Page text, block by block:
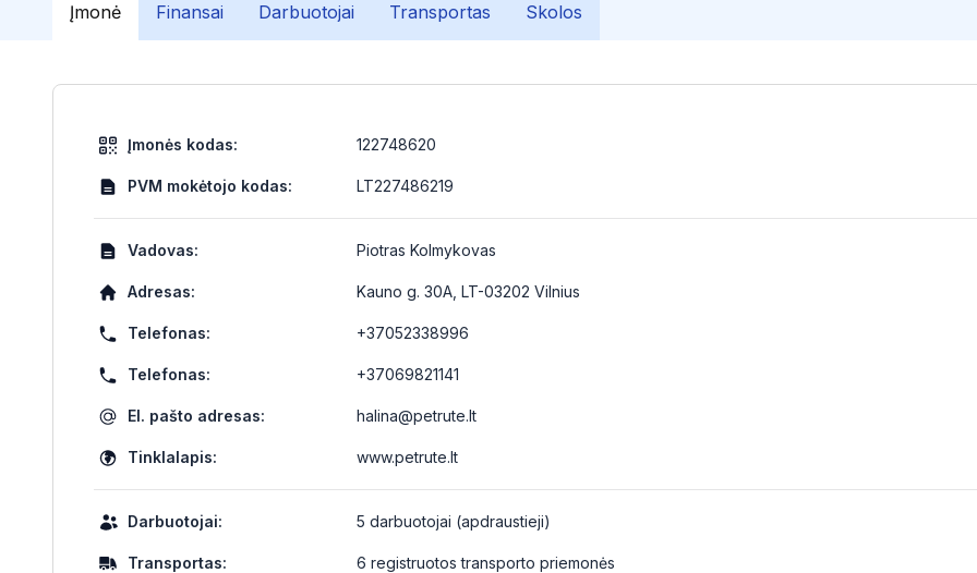
Įmonė Finansai Darbuotojai Transportas Skolos
Įmonės kodas: 122748620
PVM mokėtojo kodas: LT227486219
Vadovas: Piotras Kolmykovas
Adresas: Kauno g. 30A, LT-03202 Vilnius
Telefonas: +37052338996
Telefonas: +37069821141
El. pašto adresas: halina@petrute.lt
Tinklalapis: www.petrute.lt
Darbuotojai: 5 darbuotojai (apdraustieji)
Transportas: 6 registruotos transporto priemonės